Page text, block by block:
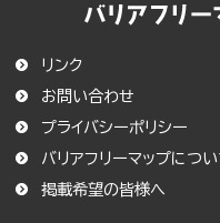
この条
リンク
お問い合わせ
プライバシーポリシー
バリアフリーマップについ
掲載希望の皆様へ